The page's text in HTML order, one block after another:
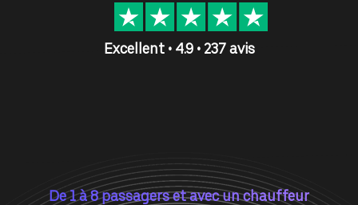
Excellent • 4.9 • 237 avis
De 1 à 8 passagers et avec un chauffeur